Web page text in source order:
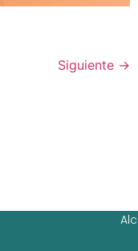
Siguiente →